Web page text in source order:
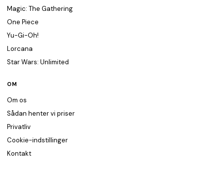
Magic: The Gathering
One Piece
Yu-Gi-Oh!
Lorcana
Star Wars: Unlimited
OM
Om os
Sådan henter vi priser
Privatliv
Cookie-indstillinger
Kontakt